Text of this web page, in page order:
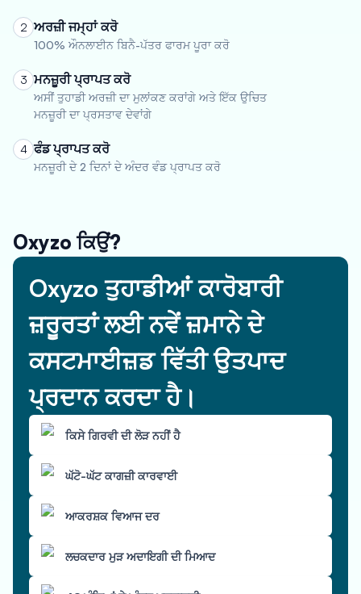
2 ਅਰਜ਼ੀ ਜਮ੍ਹਾਂ ਕਰੋ
100% ਔਨਲਾਈਨ ਬਿਨੈ-ਪੱਤਰ ਫਾਰਮ ਪੂਰਾ ਕਰੋ
3 ਮਨਜ਼ੂਰੀ ਪ੍ਰਾਪਤ ਕਰੋ
ਅਸੀਂ ਤੁਹਾਡੀ ਅਰਜ਼ੀ ਦਾ ਮੁਲਾਂਕਣ ਕਰਾਂਗੇ ਅਤੇ ਇੱਕ ਉਚਿਤ
ਮਨਜ਼ੂਰੀ ਦਾ ਪ੍ਰਸਤਾਵ ਦੇਵਾਂਗੇ
4 ਫੰਡ ਪ੍ਰਾਪਤ ਕਰੋ
ਮਨਜ਼ੂਰੀ ਦੇ 2 ਦਿਨਾਂ ਦੇ ਅੰਦਰ ਵੰਡ ਪ੍ਰਾਪਤ ਕਰੋ
Oxyzo ਕਿਉਂ?
Oxyzo ਤੁਹਾਡੀਆਂ ਕਾਰੋਬਾਰੀ
ਜ਼ਰੂਰਤਾਂ ਲਈ ਨਵੇਂ ਜ਼ਮਾਨੇ ਦੇ
ਕਸਟਮਾਈਜ਼ਡ ਵਿੱਤੀ ਉਤਪਾਦ
ਪ੍ਰਦਾਨ ਕਰਦਾ ਹੈ।
ਕਿਸੇ ਗਿਰਵੀ ਦੀ ਲੋੜ ਨਹੀਂ ਹੈ
ਘੱਟੋ-ਘੱਟ ਕਾਗਜ਼ੀ ਕਾਰਵਾਈ
ਆਕਰਸ਼ਕ ਵਿਆਜ ਦਰ
ਲਚਕਦਾਰ ਮੁੜ ਅਦਾਇਗੀ ਦੀ ਮਿਆਦ